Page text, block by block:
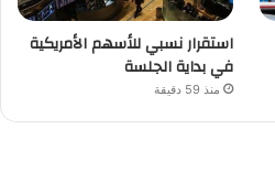
استقرار نسبي للأسهم الأمريكية
في بداية الجلسة
منذ 59 دقيقة